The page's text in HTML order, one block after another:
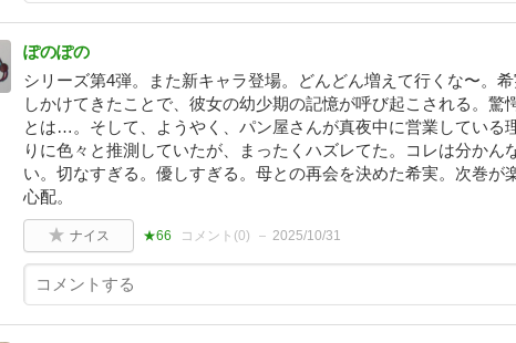
ぽのぽの
シリーズ第4弾。また新キャラ登場。どんどん増えて行くな〜。
しかけてきたことで、彼女の幼少期の記憶が呼び起こされる。驚
とは…。そして、ようやく、パン屋さんが真夜中に営業している
りに色々と推測していたが、まったくハズレてた。コレは分かん
い。切なすぎる。優しすぎる。母との再会を決めた希実。次巻が
心配。
ナイス ★66 コメント(0) 2025/10/31